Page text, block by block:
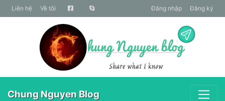
liên hệ Về tôi Đăng nhập Đăng ký
Chung Nguyen Blog